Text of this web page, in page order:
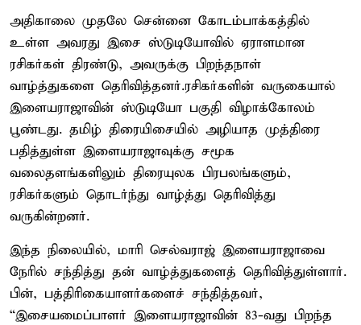
அதிகாலை முதலே சென்னை கோடம்பாக்கத்தில்
உள்ள அவரது இசை ஸ்டுடியோவில் ஏராளமான
ரசிகர்கள் திரண்டு, அவருக்கு பிறந்தநாள்
வாழ்த்துகளை தெரிவித்தனர்.ரசிகர்களின் வருகையால்
இளையராஜாவின் ஸ்டுடியோ பகுதி விழாக்கோலம்
பூண்டது. தமிழ் திரையிசையில் அழியாத முத்திரை
பதித்துள்ள இளையராஜாவுக்கு சமூக
வலைதளங்களிலும் திரையுலக பிரபலங்களும்,
ரசிகர்களும் தொடர்ந்து வாழ்த்து தெரிவித்து
வருகின்றனர்.
இந்த நிலையில், மாரி செல்வராஜ் இளையராஜாவை
நேரில் சந்தித்து தன் வாழ்த்துகளைத் தெரிவித்துள்ளார்.
பின், பத்திரிகையாளர்களைச் சந்தித்தவர்,
“இசையமைப்பாளர் இளையராஜாவின் 83-வது பிறந்த